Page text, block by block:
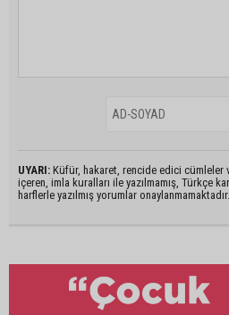
UYARI: Küfür, hakaret, rencide edici cümleler
içeren, imla kuralları ile yazılmamış, Türkçe
harflerle yazılmış yorumlar onaylanmamaktadır.